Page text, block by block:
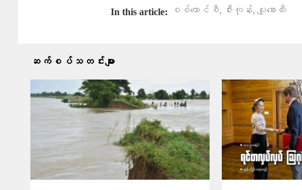
In this article: စစ်ကောင်စီ, ဇီးကုန်း,ပျူစောထီး
ဆက်စပ်သတင်းများ